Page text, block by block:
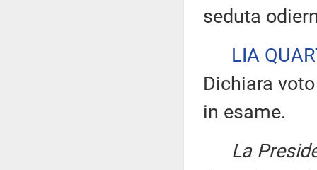
seduta
LIA
Dichiara
in esame.
La